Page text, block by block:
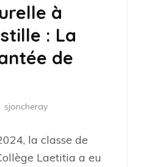
à
: La
de
sjoncheray
la classe de
Laetitia a eu